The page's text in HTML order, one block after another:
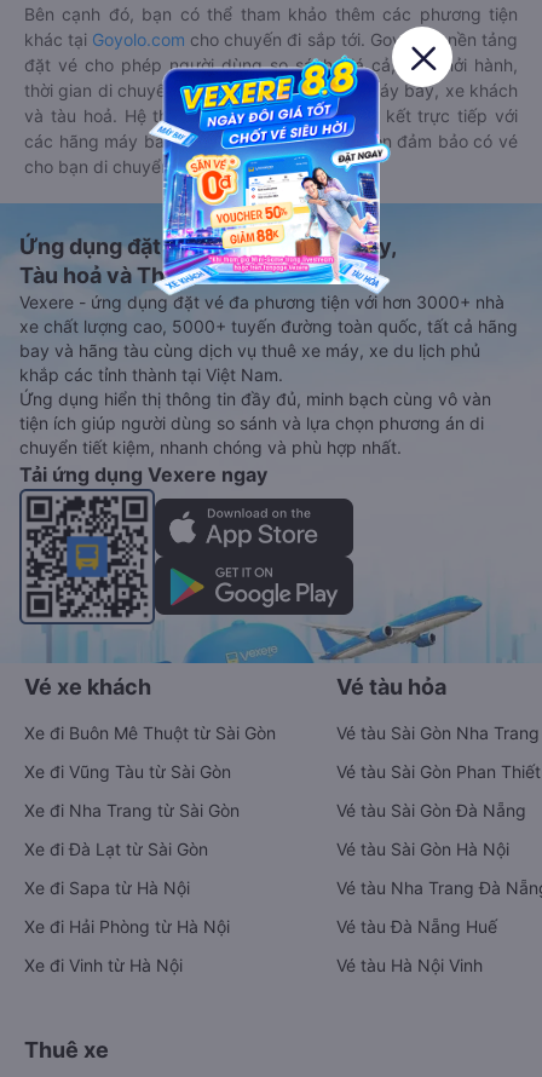
Bên cạnh đó, bạn có thể tham khảo thêm các phương tiện
khác tại Goyolo.com cho chuyến đi sắp tới. Goyolo là nền tảng
đặt vé cho phép người dùng so sánh giá cả, giờ khởi hành,
thời gian di chuyển của nhiều phương tiện máy bay, xe khách
và tàu hoả. Hệ thống của Goyolo được liên kết trực tiếp với
các hãng máy bay, xe khách và tàu hoả, luôn đảm bảo có vé
cho bạn di chuyển.
Ứng dụng đặt vé Xe khách, Máy bay,
Tàu hoả và Thuê xe
Vexere - ứng dụng đặt vé đa phương tiện với hơn 3000+ nhà
xe chất lượng cao, 5000+ tuyến đường toàn quốc, tất cả hãng
bay và hãng tàu cùng dịch vụ thuê xe máy, xe du lịch phủ
khắp các tỉnh thành tại Việt Nam.
Ứng dụng hiển thị thông tin đầy đủ, minh bạch cùng vô vàn
tiện ích giúp người dùng so sánh và lựa chọn phương án di
chuyển tiết kiệm, nhanh chóng và phù hợp nhất.
Tải ứng dụng Vexere ngay
Vé xe khách
Xe đi Buôn Mê Thuột từ Sài Gòn
Xe đi Vũng Tàu từ Sài Gòn
Xe đi Nha Trang từ Sài Gòn
Xe đi Đà Lạt từ Sài Gòn
Xe đi Sapa từ Hà Nội
Xe đi Hải Phòng từ Hà Nội
Xe đi Vinh từ Hà Nội
Vé tàu hỏa
Vé tàu Sài Gòn Nha Trang
Vé tàu Sài Gòn Phan Thiết
Vé tàu Sài Gòn Đà Nẵng
Vé tàu Sài Gòn Hà Nội
Vé tàu Nha Trang Đà
Vé tàu Đà Nẵng Huế
Vé tàu Hà Nội Vinh
Thuê xe